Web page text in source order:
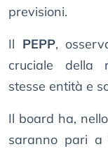
previsioni.
Il PEPP,
cruciale della
stesse entità e
Il board ha,
saranno pari a